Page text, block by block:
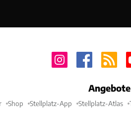
Angebote
Shop Stellplatz-App Stellplatz-Atlas